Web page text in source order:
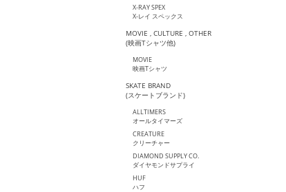
X-RAY SPEX
X-レイ スペックス
MOVIE , CULTURE , OTHER
(映画Tシャツ他)
MOVIE
映画Tシャツ
SKATE BRAND
(スケートブランド)
ALLTIMERS
オールタイマーズ
CREATURE
クリーチャー
DIAMOND SUPPLY CO.
ダイヤモンドサプライ
HUF
ハフ